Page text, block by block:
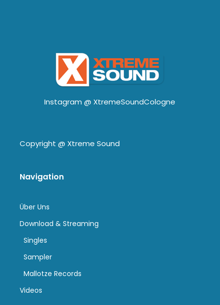
Instagram @ XtremeSoundCologne
Copyright @ Xtreme Sound
Navigation
Über Uns
Download & Streaming
Singles
Sampler
Mallotze Records
Videos